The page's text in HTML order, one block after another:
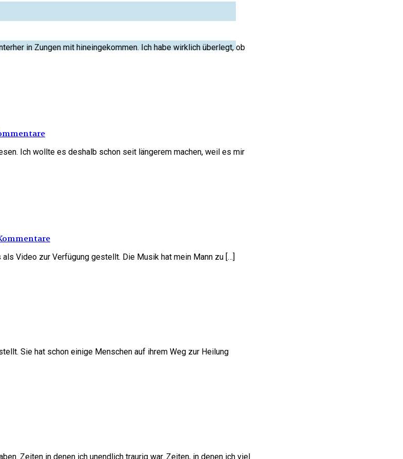
in Zungen mit hineingekommen. Ich habe wirklich überlegt, ob
Ich wollte es deshalb schon seit längerem machen, weil es mir
Video zur Verfügung gestellt. Die Musik hat mein Mann zu […]
Sie hat schon einige Menschen auf ihrem Weg zur Heilung
Zeiten in denen ich unendlich traurig war. Zeiten, in denen ich viel